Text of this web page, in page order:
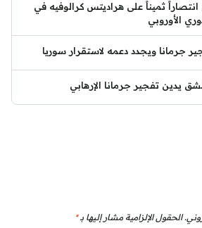
ثميناً على هراديتس كرالوفيه في
الأوروبي
جرمانا ويجدد دعمه لاستقرار سوريا
يدين تفجير جرمانا الإرهابي
الحقول الإلزامية مشار إليها بـ*